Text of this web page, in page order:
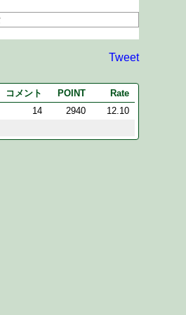
Tweet
コメント POINT
Rate
14 2940
12.10